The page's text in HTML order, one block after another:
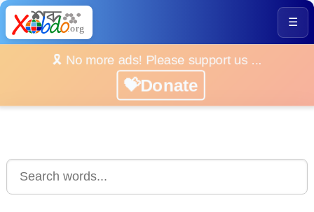
☰
🎗️ No more ads! Please support us ...
💝Donate